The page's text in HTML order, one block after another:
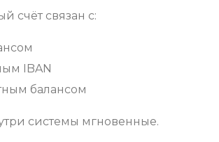
счёт связан с:
IBAN
балансом
системы мгновенные.